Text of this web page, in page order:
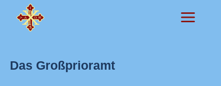
Inhalt
springen
Das Großprioramt